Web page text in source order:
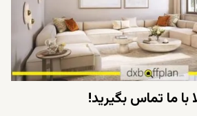
با ما تماس بگیرید!